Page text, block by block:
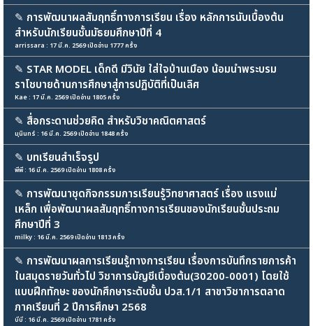
✎ การพัฒนาผลสัมฤทธิ์ทางการเรียน เรื่อง หลักการนับเบื้องต้น
สำหรับนักเรียนชั้นมัธยมศึกษาปีที่ 4
arrissara : 17 มี.ค. 2569 เปิดอ่าน 1777 ครั้ง
✎ STAR MODEL เด็กดี มีวินัย ใส่ใจบ้านเมือง น้อมนำพระบรม
ราโชบายด้านการศึกษาสู่การปฏิบัติที่เป็นเลิศ
Kae : 17 มี.ค. 2569 เปิดอ่าน 1805 ครั้ง
✎ สื่อกระดานช่วยคิด สำหรับวิชาคณิตศาสตร์
มุนินทร์ : 16 มี.ค. 2569 เปิดอ่าน 1848 ครั้ง
✎ บทเรียนสำเร็จรูป
พีพี : 16 มี.ค. 2569 เปิดอ่าน 1808 ครั้ง
✎ การพัฒนาชุดกิจกรรมการเรียนรู้วิทยาศาสตร์ เรื่อง แรงแม่
เหล็ก เพื่อพัฒนาผลสัมฤทธิ์ทางการเรียนของนักเรียนชั้นประถม
ศึกษาปีที่ 3
milky : 16 มี.ค. 2569 เปิดอ่าน 1813 ครั้ง
✎ การพัฒนาผลการเรียนรู้ทางการเรียน เรื่องการบันทึกรายการค้า
ในสมุดรายวันทั่วไป วิชาการบัญชีเบื้องต้น(30200-0001) โดยใช้
แบบฝึกทักษะ ของนักศึกษาระดับชั้น ปวส.1/1 สาขาวิชาการตลาด
ภาคเรียนที่ 2 ปีการศึกษา 2568
บีบี : 16 มี.ค. 2569 เปิดอ่าน 1781 ครั้ง